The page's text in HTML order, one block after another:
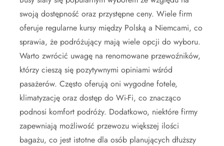
swoją dostępność oraz przystępne ceny. Wiele firm
oferuje regularne kursy między Polską a Niemcami, co
sprawia, że podróżujący mają wiele opcji do wyboru.
Warto zwrócić uwagę na renomowane przewoźników,
którzy cieszą się pozytywnymi opiniami wśród
pasażerów. Często oferują oni wygodne fotele,
klimatyzację oraz dostęp do Wi-Fi, co znacząco
podnosi komfort podróży. Dodatkowo, niektóre firmy
zapewniają możliwość przewozu większej ilości
bagażu, co jest istotne dla osób planujących dłuższy